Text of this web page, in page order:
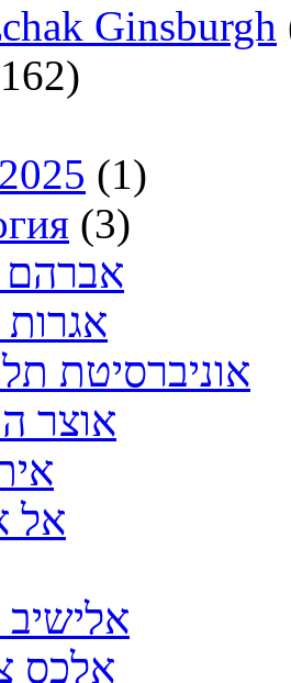
Ginsburgh
(1)
(3)
אברהם
אוניברסיטת
אוצר
אל
אלישיב
אלכס